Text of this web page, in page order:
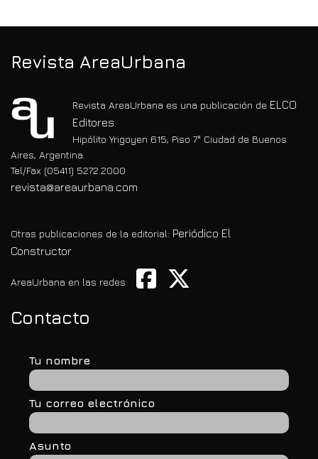
Revista AreaUrbana
Revista AreaUrbana es una publicación de ELCO
Editores.
Hipólito Yrigoyen 615, Piso 7° Ciudad de Buenos
Aires, Argentina.
Tel/Fax (05411) 5272.2000
revista@areaurbana.com
Otras publicaciones de la editorial: Periódico El
Constructor
AreaUrbana en las redes
Contacto
Tu nombre
Tu correo electrónico
Asunto